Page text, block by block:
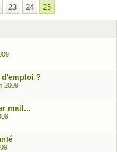
h
23 24 25
d'emploi ?
2009
mail...